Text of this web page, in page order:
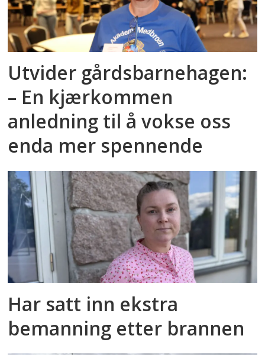
Utvider gårdsbarnehagen:
– En kjærkommen
anledning til å vokse oss
enda mer spennende
Har satt inn ekstra
bemanning etter brannen